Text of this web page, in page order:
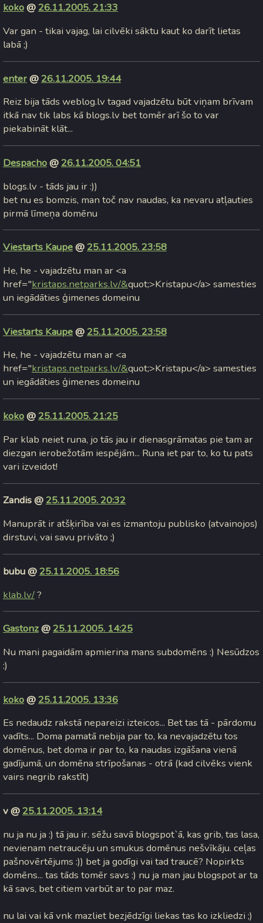
koko@26.11.2005. 21:33
Var gan - tikai vajag, lai cilvēki sāktu kaut ko darīt lietas
labā ;)
enter@26.11.2005. 19:44
Reiz bija tāds weblog.lv tagad vajadzētu būt viņam brīvam
itkā nav tik labs kā blogs.lv bet tomēr arī šo to var
piekabināt klāt...
Despacho@26.11.2005. 04:51
blogs.lv - tāds jau ir :))
bet nu es bomzis, man toč nav naudas, ka nevaru atļauties
pirmā līmeņa domēnu
Viestarts Kaupe@25.11.2005. 23:58
He, he - vajadzētu man ar <a
href="kristaps.netparks.lv/&quot;>Kristapu</a> samesties
un iegādāties ģimenes domeinu
Viestarts Kaupe@25.11.2005. 23:58
He, he - vajadzētu man ar <a
href="kristaps.netparks.lv/&quot;>Kristapu</a> samesties
un iegādāties ģimenes domeinu
koko@25.11.2005. 21:25
Par klab neiet runa, jo tās jau ir dienasgrāmatas pie tam ar
diezgan ierobežotām iespējām... Runa iet par to, ko tu pats
vari izveidot!
Zandis @25.11.2005. 20:32
Manuprāt ir atšķirība vai es izmantoju publisko (atvainojos)
dirstuvi, vai savu privāto ;)
bubu @25.11.2005. 18:56
klab.lv/?
Gastonz@25.11.2005. 14:25
Nu mani pagaidām apmierina mans subdomēns :) Nesūdzos
:)
koko@25.11.2005. 13:36
Es nedaudz rakstā nepareizi izteicos... Bet tas tā - pārdomu
vadīts... Doma pamatā nebija par to, ka nevajadzētu tos
domēnus, bet doma ir par to, ka naudas izgāšana vienā
gadījumā, un domēna strīpošanas - otrā (kad cilvēks vienk
vairs negrib rakstīt)
v @25.11.2005. 13:14
nu ja nu ja :) tā jau ir. sēžu savā blogspot`ā, kas grib, tas lasa,
nevienam netraucēju un smukus domēnus nešvīkāju. ceļas
pašnovērtējums :)) bet ja godīgi vai tad traucē? Nopirkts
domēns... tas tāds tomēr savs :) nu ja man jau blogspot ar ta
kā savs, bet citiem varbūt ar to par maz.
nu lai vai kā vnk mazliet bezjēdzīgi liekas tas ko izkliedzi ;)